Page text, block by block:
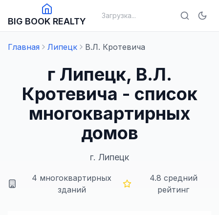
BIG BOOK REALTY
Загрузка...
Главная Липецк В.Л. Кротевича
г Липецк, В.Л.
Кротевича - список
многоквартирных
домов
г. Липецк
4 многоквартирных
зданий
4.8 средний
рейтинг